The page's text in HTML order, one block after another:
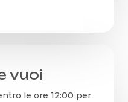
vuoi
le ore 12:00 per